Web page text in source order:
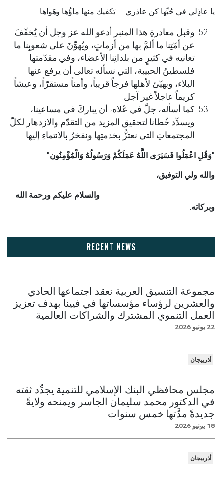
يا عاذِلي في حُبِّها كن عاذري يَكفيك منها ماؤُها وهَواها!
وقبل مغادرةِ هذا المنبر أدعو الله عز وجل أن يُخفّفَ
عن أمّتِنا ما ألمَّ بها من أزماتٍ، ويُهوِّنَ على شعوبِنا ما
تعانيه في كثيرٍ من بلدانِنا الأعضاء، وفي مقدّمتها
فلسطينُ الحبيبة، التي نسأله تعالى أن يرفع عنها
البلاء، ويهيّئ لأهلها فرجاً قريباً، وأمناً مستقرّاً، وعيشاً
كريماً عاجلاً غير آجل.
كما أسأله، جلَّ في عُلاه، أن يباركَ في مساعينا،
ويسدِّد خُطانا لتحقيق المزيد من التقدّم والازدهار لكلّ
المجتمعاتِ التي نعتزُّ بخدمتِها ونفخرُ بالانتماءِ إليها.
"وَقُلِ اعْمَلُوا فَسَيَرَى اللَّهُ عَمَلَكُمْ وَرَسُولُهُ وَالْمُؤْمِنُون"
والله ولي التوفيق،
والسلام عليكم ورحمة الله
وبركاته.
RECENT NEWS
مجموعة التنسيق العربية تعقد اجتماعها الحادي
والعشرين لرؤساء مؤسساتها في فيينا بهدف تعزيز
العمل التنموي المشترك والشراكات العالمية
22 يونيو 2026
أذربيجان
مجلس محافظي البنك الإسلامي للتنمية يجدِّد ثقته
في الدكتور محمد سليمان الجاسر ويمنحه ولايةً
جديدةً مدَّتها خمس سنوات
18 يونيو 2026
أذربيجان